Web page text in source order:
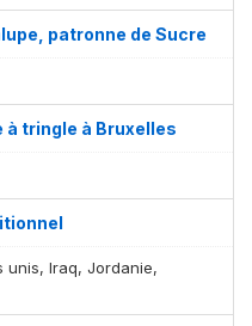
patronne de Sucre
tringle à Bruxelles
unis, Iraq, Jordanie,